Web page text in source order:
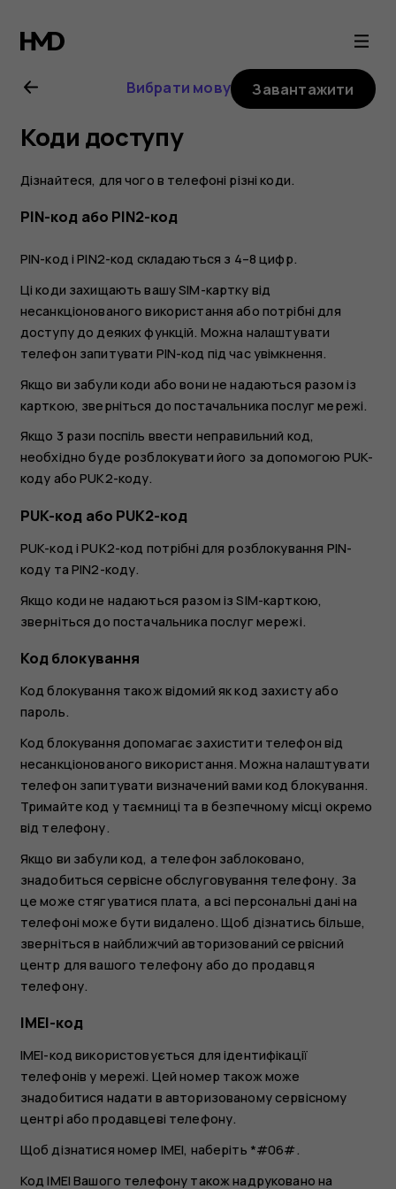
Посібник
користувача
Nokia
8.1
Вибрати мову Завантажити
Коди доступу
Дізнайтеся, для чого в телефоні різні коди.
PIN-код або PIN2-код
PIN-код і PIN2-код складаються з 4–8 цифр.
Ці коди захищають вашу SIM-картку від
несанкціонованого використання або потрібні для
доступу до деяких функцій. Можна налаштувати
телефон запитувати PIN-код під час увімкнення.
Якщо ви забули коди або вони не надаються разом із
карткою, зверніться до постачальника послуг мережі.
Якщо 3 рази поспіль ввести неправильний код,
необхідно буде розблокувати його за допомогою PUK-
коду або PUK2-коду.
PUK-код або PUK2-код
PUK-код і PUK2-код потрібні для розблокування PIN-
коду та PIN2-коду.
Якщо коди не надаються разом із SIM-карткою,
зверніться до постачальника послуг мережі.
Код блокування
Код блокування також відомий як код захисту або
пароль.
Код блокування допомагає захистити телефон від
несанкціонованого використання. Можна налаштувати
телефон запитувати визначений вами код блокування.
Тримайте код у таємниці та в безпечному місці окремо
від телефону.
Якщо ви забули код, а телефон заблоковано,
знадобиться сервісне обслуговування телефону. За
це може стягуватися плата, а всі персональні дані на
телефоні може бути видалено. Щоб дізнатись більше,
зверніться в найближчий авторизований сервісний
центр для вашого телефону або до продавця
телефону.
IMEI-код
IMEI-код використовується для ідентифікації
телефонів у мережі. Цей номер також може
знадобитися надати в авторизованому сервісному
центрі або продавцеві телефону.
Щоб дізнатися номер IMEI, наберіть *#06#.
Код IMEI Вашого телефону також надруковано на